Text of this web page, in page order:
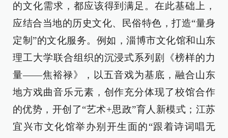
的文化需求，都应该得到满足。在此基础上，
应结合当地的历史文化、民俗特色，打造“量身
定制”的文化服务。例如，淄博市文化馆和山东
理工大学联合组织的沉浸式系列剧《榜样的力
量——焦裕禄》，以五音戏为基底，融合山东
地方戏曲音乐元素，创作充分体现了校馆合作
的优势，开创了“艺术+思政”育人新模式；江苏
宜兴市文化馆举办别开生面的“跟着诗词唱无